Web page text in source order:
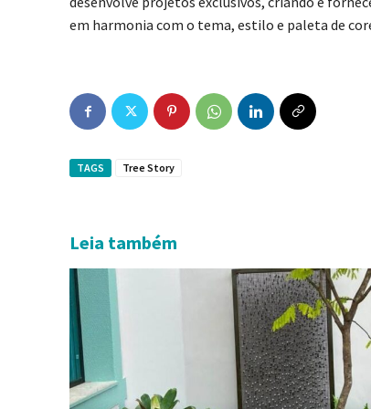
em harmonia com o tema, estilo e paleta de
TAGS Tree Story
Leia também